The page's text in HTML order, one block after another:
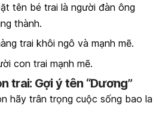
tên bé trai là người đàn ông
thành.
trai khôi ngô và mạnh mẽ.
con trai mạnh mẽ.
trai: Gợi ý tên “Dương”
hãy trân trọng cuộc sống bao la